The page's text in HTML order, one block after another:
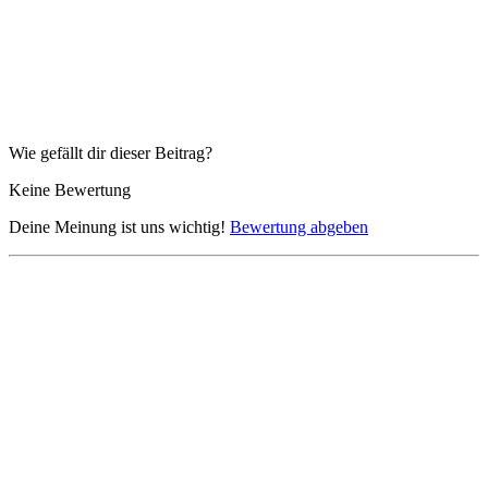
Wie gefällt dir dieser Beitrag?
Keine Bewertung
Deine Meinung ist uns wichtig! Bewertung abgeben